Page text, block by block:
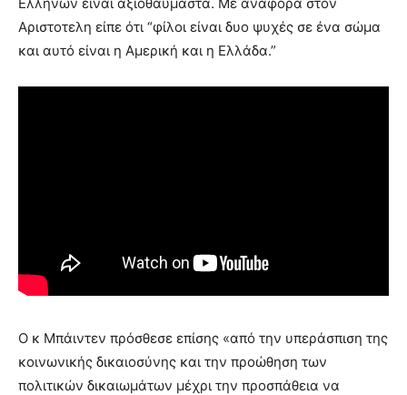
Αριστοτελη είπε ότι “φίλοι είναι δυο ψυχές σε ένα σώμα
και αυτό είναι η Αμερική και η Ελλάδα.”
Ο κ Μπάιντεν πρόσθεσε επίσης «από την υπεράσπιση της
κοινωνικής δικαιοσύνης και την προώθηση των
πολιτικών δικαιωμάτων μέχρι την προσπάθεια να